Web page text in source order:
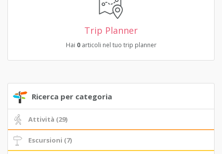
Trip Planner
Hai 0articoli nel tuo trip planner
Ricerca per categoria
Attività (29)
Escursioni (7)